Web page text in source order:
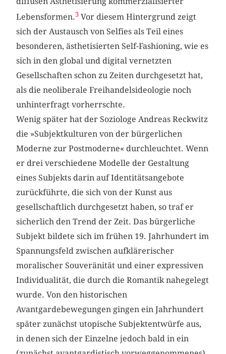
Lebensformen.3 Vor diesem Hintergrund zeigt
sich der Austausch von Selfies als Teil eines
besonderen, ästhetisierten Self-Fashioning, wie es
sich in den global und digital vernetzten
Gesellschaften schon zu Zeiten durchgesetzt hat,
als die neoliberale Freihandelsideologie noch
unhinterfragt vorherrschte.
Wenig später hat der Soziologe Andreas Reckwitz
die »Subjektkulturen von der bürgerlichen
Moderne zur Postmoderne« durchleuchtet. Wenn
er drei verschiedene Modelle der Gestaltung
eines Subjekts darin auf Identitätsangebote
zurückführte, die sich von der Kunst aus
gesellschaftlich durchgesetzt haben, so traf er
sicherlich den Trend der Zeit. Das bürgerliche
Subjekt bildete sich im frühen 19. Jahrhundert im
Spannungsfeld zwischen aufklärerischer
moralischer Souveränität und einer expressiven
Individualität, die durch die Romantik nahegelegt
wurde. Von den historischen
Avantgardebewegungen gingen ein Jahrhundert
später zunächst utopische Subjektentwürfe aus,
in denen sich der Einzelne jedoch bald in ein